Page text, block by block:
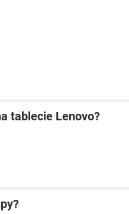
tablecie Lenovo?